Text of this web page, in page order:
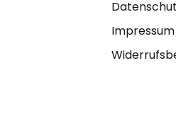
Impressum